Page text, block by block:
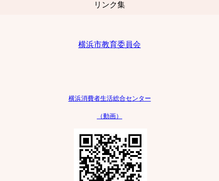
リンク集
横浜市教育委員会
横浜消費者生活総合センター
（動画）